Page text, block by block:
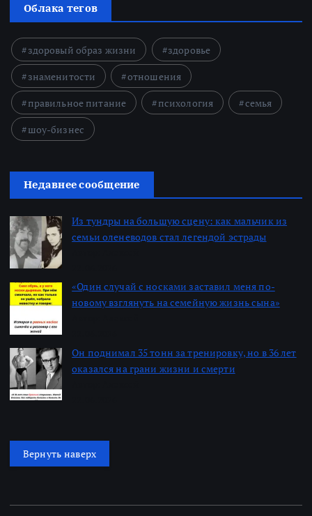
Облака тегов
здоровый образ жизни
здоровье
знаменитости
отношения
правильное питание
психология
семья
шоу-бизнес
Недавнее сообщение
Из тундры на большую сцену: как мальчик из
семьи оленеводов стал легендой эстрады
«Один случай с носками заставил меня по-
новому взглянуть на семейную жизнь сына»
Он поднимал 35 тонн за тренировку, но в 36 лет
оказался на грани жизни и смерти
Вернуть наверх